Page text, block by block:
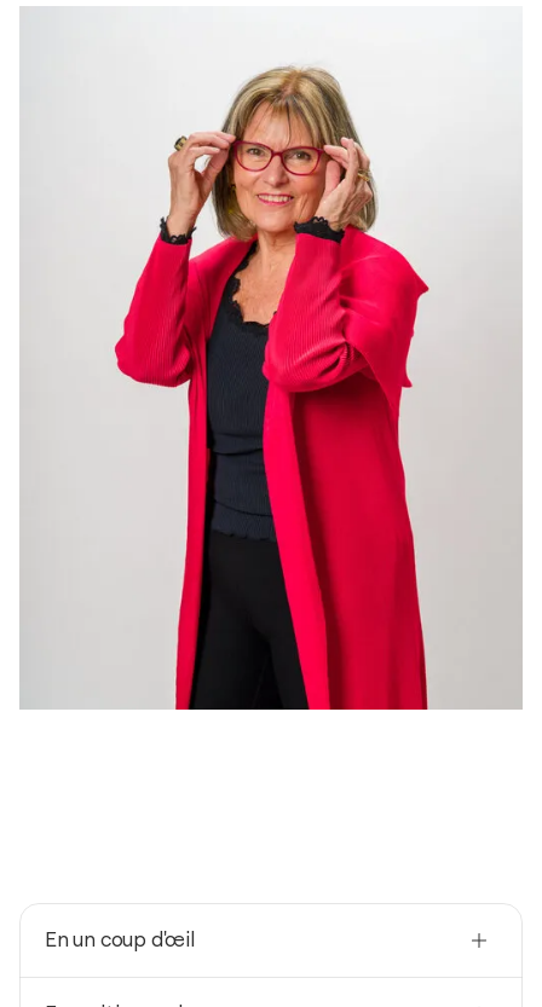
En un coup d'œil